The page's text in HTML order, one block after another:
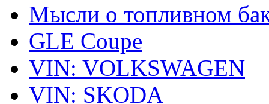
Мысли о топливном
GLE Coupe
VIN: VOLKSWAGEN
VIN: SKODA